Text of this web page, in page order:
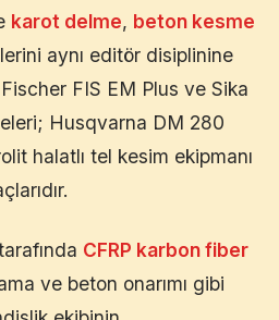
karot delme, beton kesme
aynı editör disiplinine
FIS EM Plus ve Sika
Husqvarna DM 280
halatlı tel kesim ekipmanı
CFRP karbon fiber
ve beton onarımı gibi